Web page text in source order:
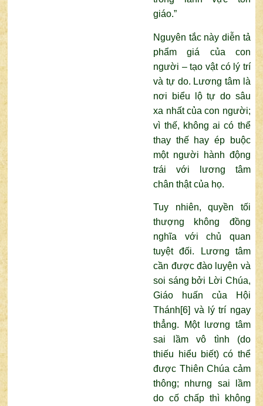
giáo.”
Nguyên tắc này diễn tả
phẩm giá của con
người – tạo vật có lý trí
và tự do. Lương tâm là
nơi biểu lộ tự do sâu
xa nhất của con người;
vì thế, không ai có thể
thay thế hay ép buộc
một người hành động
trái với lương tâm
chân thật của họ.
Tuy nhiên, quyền tối
thượng không đồng
nghĩa với chủ quan
tuyệt đối. Lương tâm
cần được đào luyện và
soi sáng bởi Lời Chúa,
Giáo huấn của Hội
Thánh[6] và lý trí ngay
thẳng. Một lương tâm
sai lầm vô tình (do
thiếu hiểu biết) có thể
được Thiên Chúa cảm
thông; nhưng sai lầm
do cố chấp thì không